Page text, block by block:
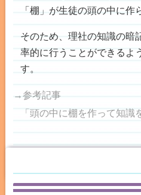
「棚」が生徒の頭の中に作
そのため、理社の知識の暗
率的に行うことができるよ
す。
→参考記事
「頭の中に棚を作って知識